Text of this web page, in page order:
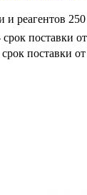
и реагентов
поставки
поставки